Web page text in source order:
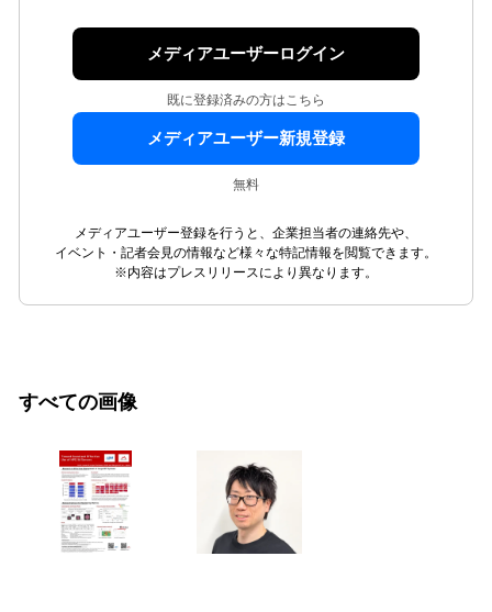
メディアユーザーログイン
既に登録済みの方はこちら
メディアユーザー新規登録
無料
メディアユーザー登録を行うと、企業担当者の連絡先や、
イベント・記者会見の情報など様々な特記情報を閲覧できます。
※内容はプレスリリースにより異なります。
すべての画像